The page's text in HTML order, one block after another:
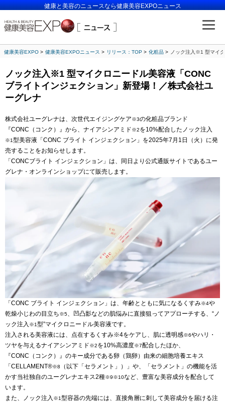
健康と美容のニュースなら健康美容EXPOニュース
健康美容EXPO 健康美容EXPOニュース リリース：TOP 化粧品 ノック注入※1 型マイ
ノック注入※1 型マイクロニードル美容液「CONC
ブライトインジェクション」新登場！／株式会社ユ
ーグレナ
株式会社ユーグレナは、次世代エイジングケア※3の化粧品ブランド
『CONC（コンク）』から、ナイアシンアミド※2を10%配合したノック注入
※1型美容液「CONC ブライト インジェクション」を2025年7月1日（火）に発
売することをお知らせします。
「CONCブライト インジェクション」は、同日より公式通販サイトであるユー
グレナ・オンラインショップにて販売します。
「CONC ブライト インジェクション」は、年齢とともに気になるくすみ※4や
乾燥小じわの目立ち※5
、凹凸影などの肌悩みに直接狙ってアプローチする、“ノ
ック注入 ※1型”マイクロニードル美容液です。
注入される美容液には、点在するくすみ※4をケアし、肌に透明感※6やハリ・
ツヤを与えるナイアシンアミド※2を10%高濃度※7配合したほか、
『CONC（コンク）』のキー成分である卵（鶏卵）由来の細胞培養エキス
「CELLAMENT®※8
（以下「セラメント」）」や、「セラメント」の機能を活
かす当社独自のユーグレナエキス2種※9※10など、豊富な美容成分を配合して
います。
また、ノック注入 ※1型容器の先端には、直接角層に刺して美容成分を届ける注